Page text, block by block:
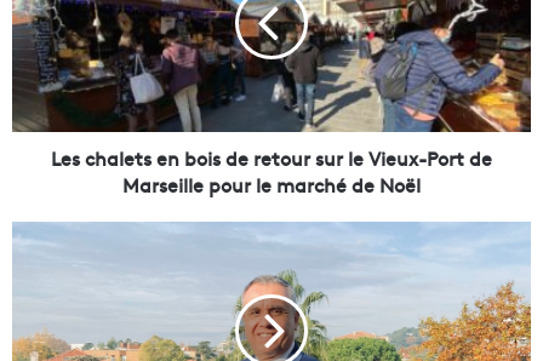
h
a
t
b
d
Les chalets en bois de retour sur le Vieux-Port de
Marseille pour le marché de Noël
Y
i